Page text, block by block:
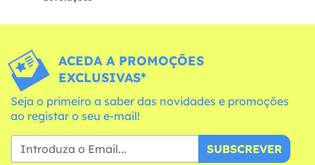
ACEDA A PROMOÇÕES
EXCLUSIVAS*
Seja o primeiro a saber das novidades e promoções
ao registar o seu e-mail!
SUBSCREVER